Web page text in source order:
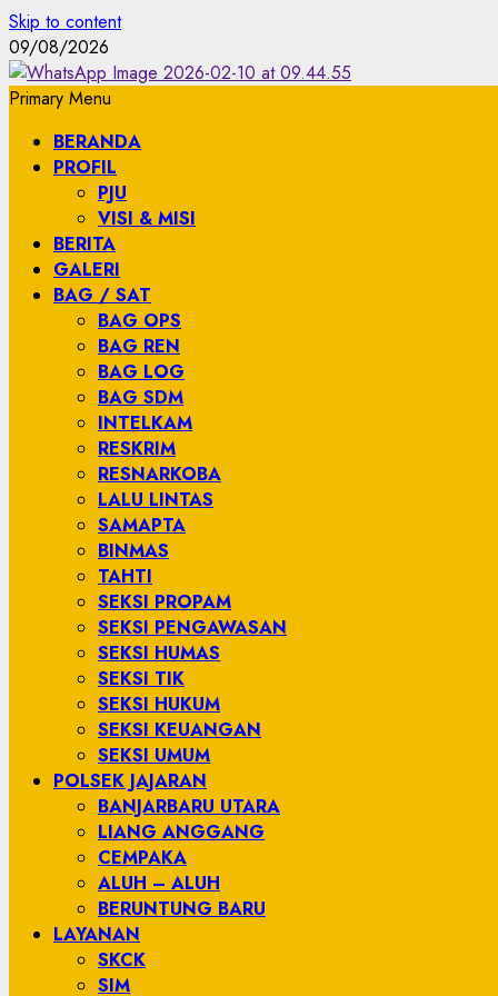
Skip to content
09/08/2026
Primary Menu
BERANDA
PROFIL
PJU
VISI & MISI
BERITA
GALERI
BAG / SAT
BAG OPS
BAG REN
BAG LOG
BAG SDM
INTELKAM
RESKRIM
RESNARKOBA
LALU LINTAS
SAMAPTA
BINMAS
TAHTI
SEKSI PROPAM
SEKSI PENGAWASAN
SEKSI HUMAS
SEKSI TIK
SEKSI HUKUM
SEKSI KEUANGAN
SEKSI UMUM
POLSEK JAJARAN
BANJARBARU UTARA
LIANG ANGGANG
CEMPAKA
ALUH – ALUH
BERUNTUNG BARU
LAYANAN
SKCK
SIM